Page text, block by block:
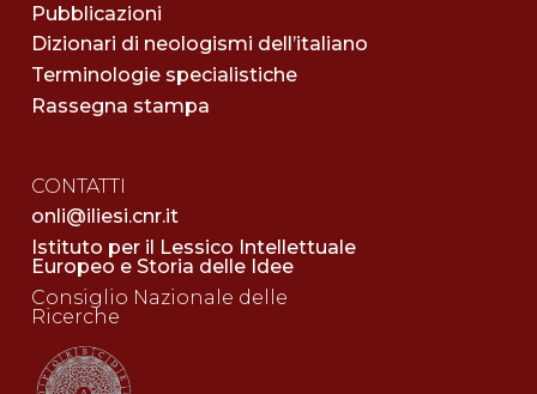
Pubblicazioni
Dizionari di neologismi dell’italiano
Terminologie specialistiche
Rassegna stampa
CONTATTI
onli@iliesi.cnr.it
Istituto per il Lessico Intellettuale
Europeo e Storia delle Idee
Consiglio Nazionale delle
Ricerche